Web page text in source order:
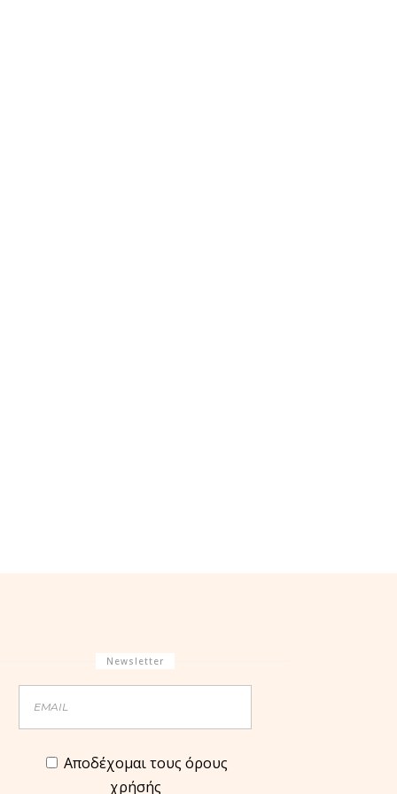
Newsletter
Aποδέχομαι τους όρους
χρήσής